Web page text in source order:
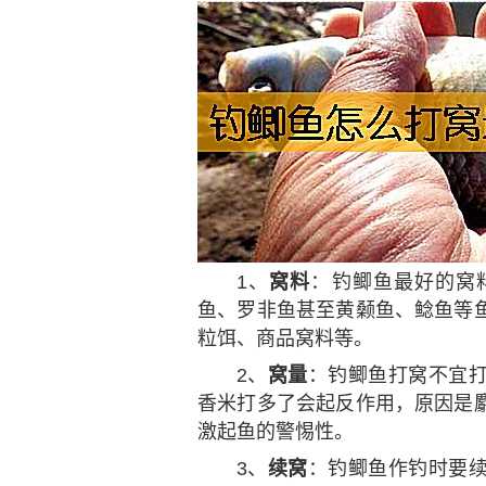
1、 窝料：钓鲫鱼最好的窝
鱼、罗非鱼甚至黄颡鱼、鲶鱼等
粒饵、商品窝料等。
2、 窝量 ：钓鲫鱼打窝不宜
香米打多了会起反作用，原因是
激起鱼的警惕性。
3、 续窝 ：钓鲫鱼作钓时要